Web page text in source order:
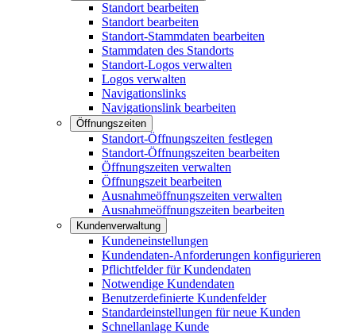
Standort bearbeiten
Standort bearbeiten
Standort-Stammdaten bearbeiten
Stammdaten des Standorts
Standort-Logos verwalten
Logos verwalten
Navigationslinks
Navigationslink bearbeiten
Öffnungszeiten
Standort-Öffnungszeiten festlegen
Standort-Öffnungszeiten bearbeiten
Öffnungszeiten verwalten
Öffnungszeit bearbeiten
Ausnahmeöffnungszeiten verwalten
Ausnahmeöffnungszeiten bearbeiten
Kundenverwaltung
Kundeneinstellungen
Kundendaten-Anforderungen konfigurieren
Pflichtfelder für Kundendaten
Notwendige Kundendaten
Benutzerdefinierte Kundenfelder
Standardeinstellungen für neue Kunden
Schnellanlage Kunde